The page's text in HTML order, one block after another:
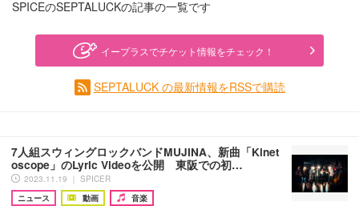
SPICEのSEPTALUCKの記事の一覧です
イープラスでチケット情報をチェック！
SEPTALUCK の最新情報をRSSで購読
7人組スウィングロックバンドMUJINA、新曲「Kinet
oscope」のLyric Videoを公開 東阪での初…
2023.11.19 ｜ SPICER
ニュース
動画 音楽